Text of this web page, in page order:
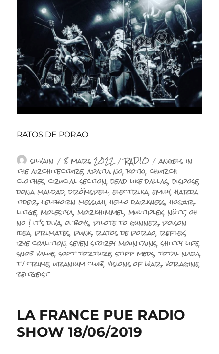
RATOS DE PORAO
Auteur
silvain Publié
le
8 mars 2022 Catégories
RADIO Étiquettes
angels in
the architecture,apatia no,botxi,church
clothes,crucial section,dead like dallas,dispose,
dona maldad,drömspell,electrika,emily,harda
tider,hellborn messiah,hello darkness,hogar,
litige,molestya,morkhimmel,multiplex,nütt,oh
no ! it's diva,oi boys,pilote to gunner,poison
idea,primates,punk,ratos de porao,reflex,
rye coalition,seven storey mountains,shitty life,
snob value,soft torture,stiff meds,total nada,
tv crime,uranium club,visions of war,voragine,
zeitgeist
LA FRANCE PUE RADIO
SHOW 18/06/2019